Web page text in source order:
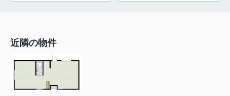
近隣の物件